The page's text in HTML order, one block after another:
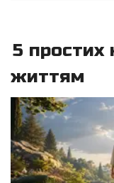
5 простих
життям